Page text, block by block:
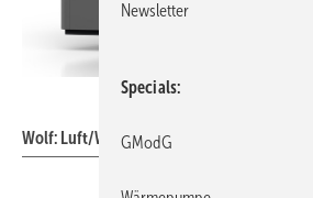
Wolf: Luft/Wasser-Wärmepumpe CHA-20/24.
Newsletter
Specials
GModG